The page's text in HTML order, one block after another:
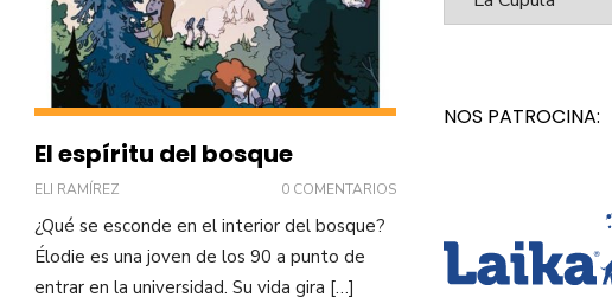
El espíritu del bosque
ELI RAMÍREZ 0 COMENTARIOS
¿Qué se esconde en el interior del bosque?
Élodie es una joven de los 90 a punto de
entrar en la universidad. Su vida gira […]
NOS PATROCINA: